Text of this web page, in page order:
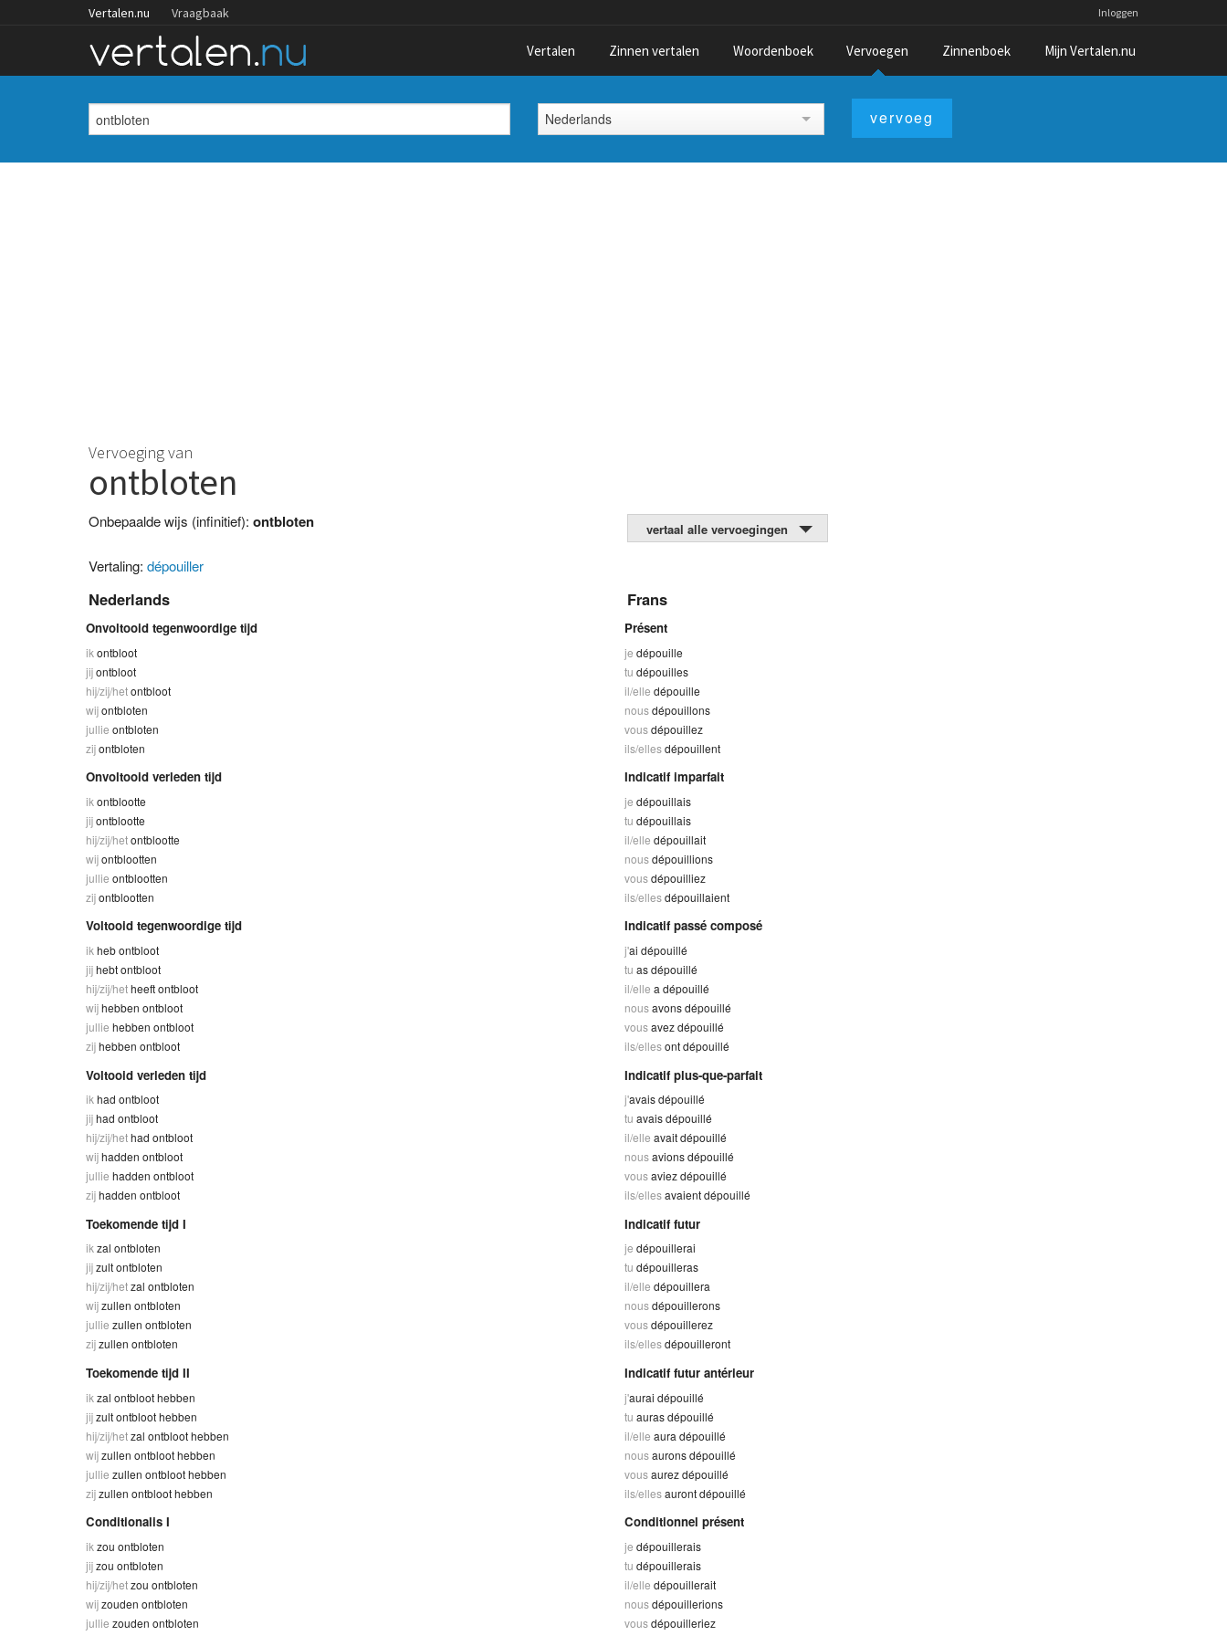
Vertalen.nu Vraagbaak Inloggen
Vertalen Zinnen vertalen Woordenboek Vervoegen Zinnenboek Mijn Vertalen.nu
Nederlands
Vervoeging van
ontbloten
Onbepaalde wijs (infinitief): ontbloten vertaal alle vervoegingen
Vertaling: dépouiller
Nederlands Frans
Onvoltooid tegenwoordige tijd
ik ontbloot
jijontbloot
hij/zij/hetontbloot
wijontbloten
jullie ontbloten
zijontbloten
Présent
je dépouille
tu dépouilles
il/elle dépouille
nousdépouillons
vousdépouillez
ils/ellesdépouillent
Onvoltooid verleden tijd
ik ontblootte
jijontblootte
hij/zij/hetontblootte
wijontblootten
jullie ontblootten
zijontblootten
Indicatif imparfait
je dépouillais
tu dépouillais
il/elle dépouillait
nousdépouillions
vousdépouilliez
ils/ellesdépouillaient
Voltooid tegenwoordige tijd
ik heb ontbloot
jijhebt ontbloot
hij/zij/hetheeft ontbloot
wijhebben ontbloot
jullie hebben ontbloot
zijhebben ontbloot
Indicatif passé composé
j'ai dépouillé
tu as dépouillé
il/elle a dépouillé
nousavons dépouillé
vousavez dépouillé
ils/ellesont dépouillé
Voltooid verleden tijd
ik had ontbloot
jijhad ontbloot
hij/zij/hethad ontbloot
wijhadden ontbloot
jullie hadden ontbloot
zijhadden ontbloot
Indicatif plus-que-parfait
j'avais dépouillé
tu avais dépouillé
il/elle avait dépouillé
nousavions dépouillé
vousaviez dépouillé
ils/ellesavaient dépouillé
Toekomende tijd I
ikzal ontbloten
jijzult ontbloten
hij/zij/hetzal ontbloten
wijzullen ontbloten
jullie zullen ontbloten
zijzullen ontbloten
Indicatif futur
je dépouillerai
tu dépouilleras
il/elle dépouillera
nousdépouillerons
vousdépouillerez
ils/ellesdépouilleront
Toekomende tijd II
ik zal ontbloot hebben
jijzult ontbloot hebben
hij/zij/hetzal ontbloot hebben
wijzullen ontbloot hebben
jullie zullen ontbloot hebben
zijzullen ontbloot hebben
Indicatif futur antérieur
j'aurai dépouillé
tu auras dépouillé
il/elle aura dépouillé
nousaurons dépouillé
vousaurez dépouillé
ils/ellesauront dépouillé
Conditionalis I
ik zou ontbloten
jijzou ontbloten
hij/zij/hetzou ontbloten
wijzouden ontbloten
jullie zouden ontbloten
Conditionnel présent
je dépouillerais
tu dépouillerais
il/elle dépouillerait
nousdépouillerions
vousdépouilleriez